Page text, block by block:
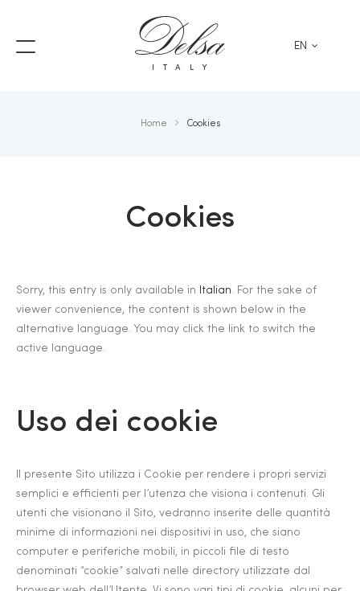
ITALY
EN
Home Cookies
Cookies
Sorry, this entry is only available in Italian. For the sake of
viewer convenience, the content is shown below in the
alternative language. You may click the link to switch the
active language.
Uso dei cookie
Il presente Sito utilizza i Cookie per rendere i propri servizi
semplici e efficienti per l’utenza che visiona i contenuti. Gli
utenti che visionano il Sito, vedranno inserite delle quantità
minime di informazioni nei dispositivi in uso, che siano
computer e periferiche mobili, in piccoli file di testo
denominati “cookie” salvati nelle directory utilizzate dal